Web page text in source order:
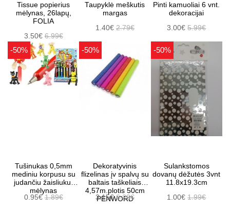
Tissue popierius
mėlynas, 26lapų,
FOLIA
3.50€6.99€
Taupyklė meškutis
margas
1.40€ 2.79€
Pinti kamuoliai 6 vnt.
dekoracijai
3.00€5.99€
-50%
Tušinukas 0,5mm
mediniu korpusu su
judančiu žaisliuku,
mėlynas
0.95€1.89€
-50%
Dekoratyvinis
flizelinas įv spalvų su
baltais taškeliais
4,57m.plotis 50cm
PENWORD
3.15€6.29€
-50%
Sulankstomos
dovanų dėžutės 3vnt
11.8x19.3cm
1.00€1.99€